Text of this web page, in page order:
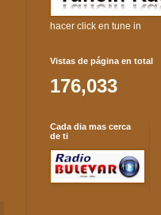
hacer click en tune in
Vistas de página en total
176,033
Cada dia mas cerca
de ti